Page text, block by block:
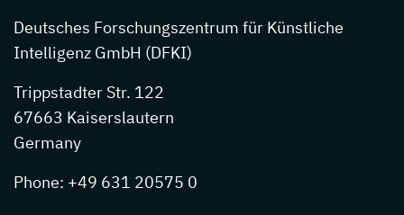
Deutsches Forschungszentrum für Künstliche
Intelligenz GmbH (DFKI)
Trippstadter Str. 122
67663 Kaiserslautern
Germany
Phone: +49 631 20575 0